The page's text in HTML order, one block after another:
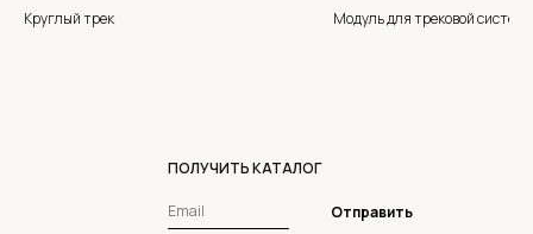
Круглый трек Модуль для трековой
ПОЛУЧИТЬ КАТАЛОГ
Отправить